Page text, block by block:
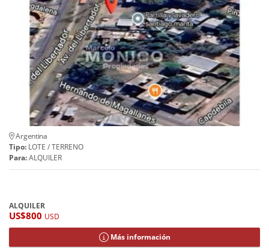
Argentina
Tipo: LOTE / TERRENO
Para:ALQUILER
ALQUILER
US$800 USD
Más información